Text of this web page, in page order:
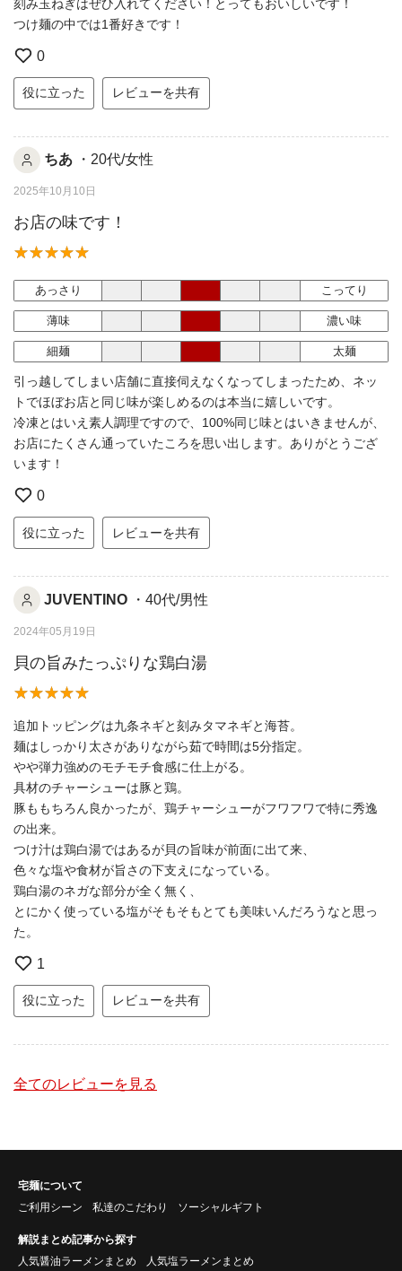
刻み玉ねぎはぜひ入れてください！とってもおいしいです！
つけ麺の中では1番好きです！
0
役に立った レビューを共有
ちあ ・20代/女性
2025年10月10日
お店の味です！
あっさり こってり
薄味 濃い味
細麺 太麺
引っ越してしまい店舗に直接伺えなくなってしまったため、ネッ
トでほぼお店と同じ味が楽しめるのは本当に嬉しいです。
冷凍とはいえ素人調理ですので、100%同じ味とはいきませんが、
お店にたくさん通っていたころを思い出します。ありがとうござ
います！
0
役に立った レビューを共有
JUVENTINO ・40代/男性
2024年05月19日
貝の旨みたっぷりな鶏白湯
追加トッピングは九条ネギと刻みタマネギと海苔。
麺はしっかり太さがありながら茹で時間は5分指定。
やや弾力強めのモチモチ食感に仕上がる。
具材のチャーシューは豚と鶏。
豚ももちろん良かったが、鶏チャーシューがフワフワで特に秀逸
の出来。
つけ汁は鶏白湯ではあるが貝の旨味が前面に出て来、
色々な塩や食材が旨さの下支えになっている。
鶏白湯のネガな部分が全く無く、
とにかく使っている塩がそもそもとても美味いんだろうなと思っ
た。
1
役に立った レビューを共有
全てのレビューを見る
宅麺について
ご利用シーン
私達のこだわり ソーシャルギフト
解説まとめ記事から探す
人気醤油ラーメンまとめ
人気塩ラーメンまとめ